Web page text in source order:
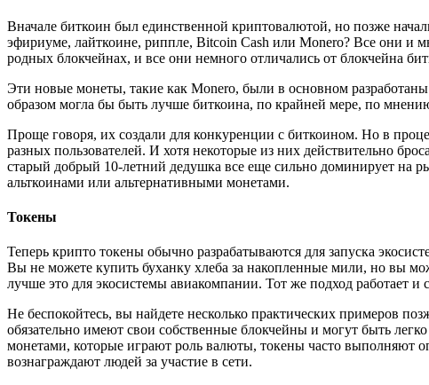
Вначале биткоин был единственной криптовалютой, но позже
эфириуме, лайткоине, риппле, Bitcoin Cash или Monero? Все они и
родных блокчейнах, и все они немного отличались от блокчейна
Эти новые монеты, такие как Monero, были в основном
образом могла бы быть лучше биткоина, по крайней мере, по
Проще говоря, их создали для конкуренции с биткоином. Но в
разных пользователей. И хотя некоторые из них действительно
старый добрый 10-летний дедушка все еще сильно доминирует на
альткоинами или альтернативными монетами.
Токены
Теперь крипто токены обычно разрабатываются для запуска
Вы не можете купить буханку хлеба за накопленные мили, но вы
лучше это для экосистемы авиакомпании. Тот же подход работает и
Не беспокойтесь, вы найдете несколько практических примеров
обязательно имеют свои собственные блокчейны и могут быть
монетами, которые играют роль валюты, токены часто выполняют
вознаграждают людей за участие в сети.